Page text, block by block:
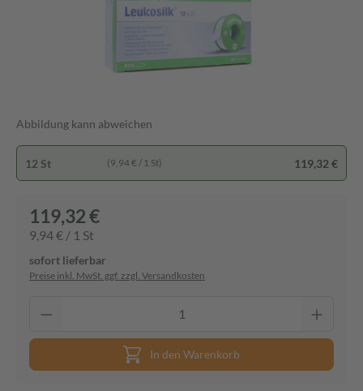
Abbildung kann abweichen
12 St (9,94 € / 1 St) 119,32 €
119,32 €
9,94 € / 1 St
sofort lieferbar
Preise inkl. MwSt. ggf. zzgl. Versandkosten
In den Warenkorb